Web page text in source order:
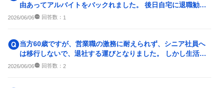
由あってアルバイトをバックれました。 後日自宅に退職勧告
書が届き、就業規則1...
2026/06/06 回答数： 1
当方60歳ですが、営業職の激務に耐えられず、シニア社員へ
は移行しないで、退社する運びとなりました。 しかし生活の
ため、65歳年金の支給...
2026/06/06 回答数： 2